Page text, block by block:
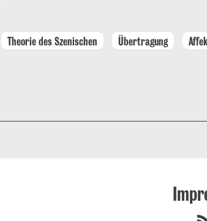
Theorie des Szenischen Übertragung